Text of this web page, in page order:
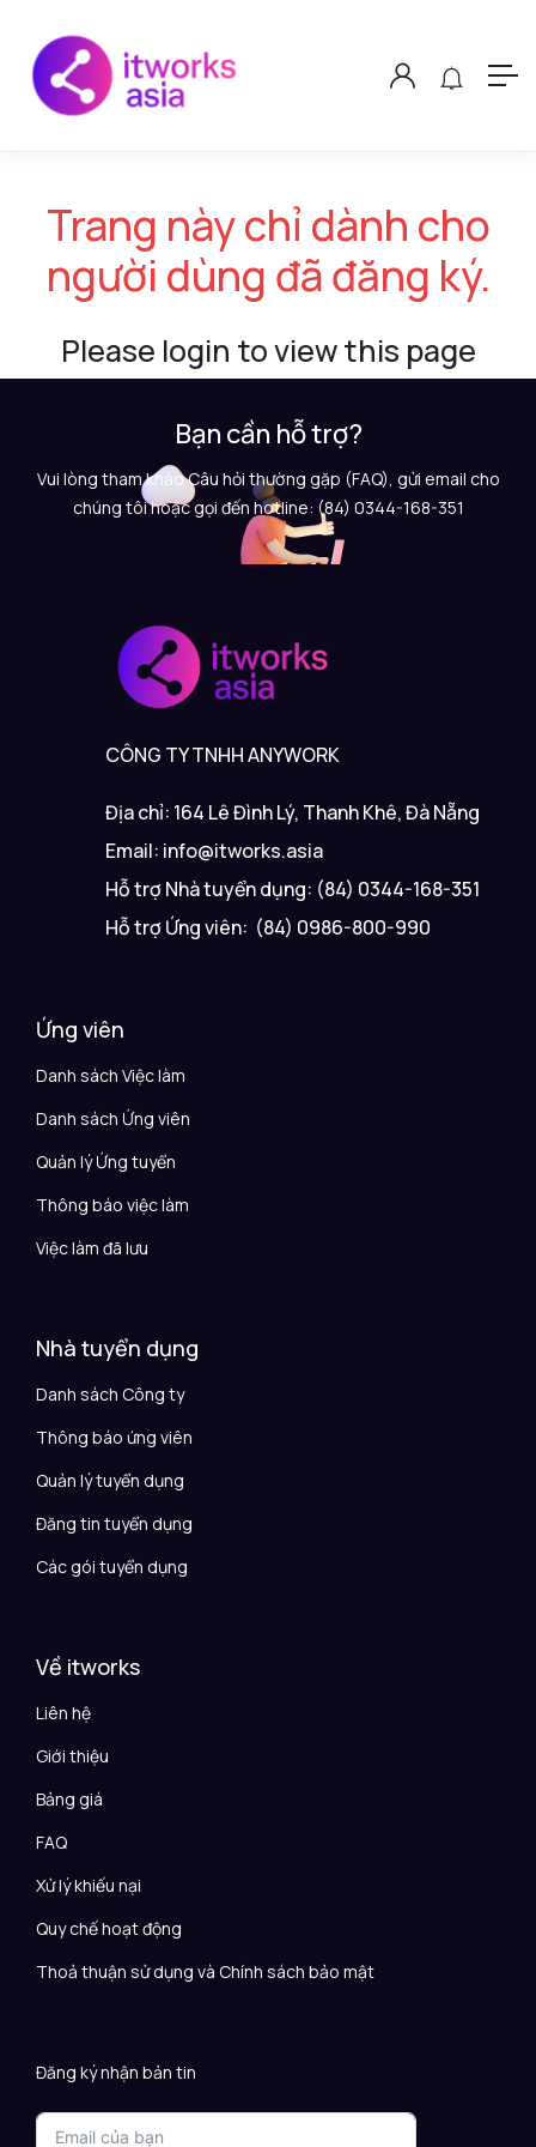
Trang này chỉ dành cho
người dùng đã đăng ký.
Please login to view this page
Bạn cần hỗ trợ?
Vui lòng tham khảo Câu hỏi thường gặp (FAQ), gửi email cho
chúng tôi hoặc gọi đến hotline: (84) 0344-168-351
CÔNG TY TNHH ANYWORK
Địa chỉ: 164 Lê Đình Lý, Thanh Khê, Đà Nẵng
Email: info@itworks.asia
Hỗ trợ Nhà tuyển dụng: (84) 0344-168-351
Hỗ trợ Ứng viên: (84) 0986-800-990
Ứng viên
Danh sách Việc làm
Danh sách Ứng viên
Quản lý Ứng tuyển
Thông báo việc làm
Việc làm đã lưu
Nhà tuyển dụng
Danh sách Công ty
Thông báo ứng viên
Quản lý tuyển dụng
Đăng tin tuyển dụng
Các gói tuyển dụng
Về itworks
Liên hệ
Giới thiệu
Bảng giá
FAQ
Xử lý khiếu nại
Quy chế hoạt động
Thoả thuận sử dụng và Chính sách bảo mật
Đăng ký nhận bản tin